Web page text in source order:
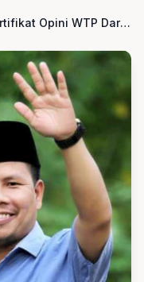
Bupati Satono Terima Sertifikat Opini WTP Dari BPK